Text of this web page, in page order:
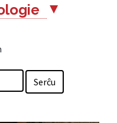
▲
Serĉu